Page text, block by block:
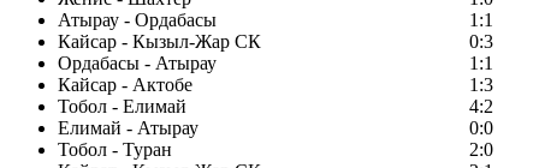
Атырау - Ордабасы
1:1
Кайсар - Кызыл-Жар СК
0:3
Ордабасы - Атырау
1:1
Кайсар - Актобе
1:3
Тобол - Елимай
4:2
Елимай - Атырау
0:0
Тобол - Туран
2:0